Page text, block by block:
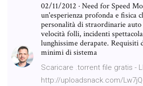
02/11/2012 · Need for Speed
un'esperienza profonda e fisica
personalità di straordinarie auto
velocità folli, incidenti
lunghissime derapate. Requisiti
minimi di sistema
Scaricare .torrent file gratis -
http://uploadsnack.com/